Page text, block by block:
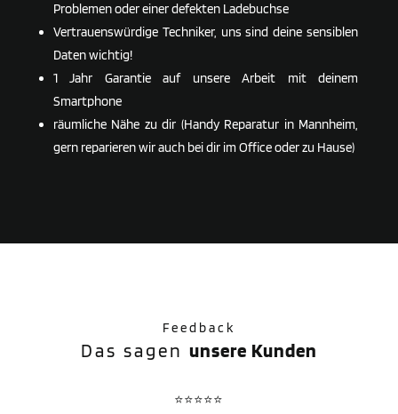
Problemen oder einer defekten Ladebuchse
Vertrauenswürdige Techniker, uns sind deine sensiblen
Daten wichtig!
1 Jahr Garantie auf unsere Arbeit mit deinem
Smartphone
räumliche Nähe zu dir (Handy Reparatur in Mannheim,
gern reparieren wir auch bei dir im Office oder zu Hause)
Feedback
Das sagenunsere Kunden
⭐⭐⭐⭐⭐